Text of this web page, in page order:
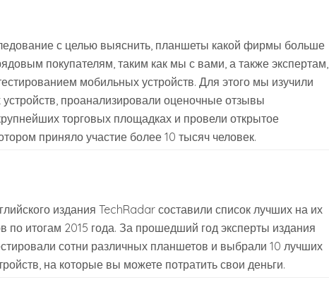
с целью выяснить, планшеты какой фирмы больше
покупателям, таким как мы с вами, а также экспертам,
мобильных устройств. Для этого мы изучили
устройств, проанализировали оценочные отзывы
торговых площадках и провели открытое
приняло участие более 10 тысяч человек.
издания TechRadar составили список лучших на их
по итогам 2015 года. За прошедший год эксперты издания
сотни различных планшетов и выбрали 10 лучших
на которые вы можете потратить свои деньги.